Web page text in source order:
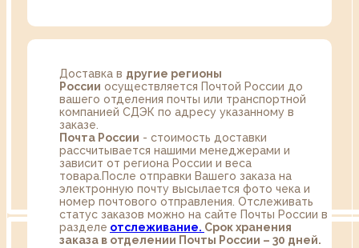
Доставка в другие регионы
России осуществляется Почтой России до
вашего отделения почты или транспортной
компанией СДЭК по адресу указанному в
заказе.
Почта России - стоимость доставки
рассчитывается нашими менеджерами и
зависит от региона России и веса
товара.После отправки Вашего заказа на
электронную почту высылается фото чека и
номер почтового отправления. Отслеживать
статус заказов можно на сайте Почты России в
разделе oтслеживание. Срок хранения
заказа в отделении Почты России – 30 дней.